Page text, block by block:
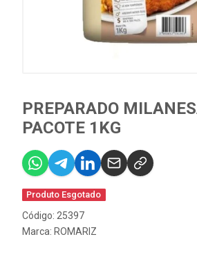
PREPARADO
PACOTE 1KG
Produto Esgotado
Código: 25397
Marca: ROMARIZ